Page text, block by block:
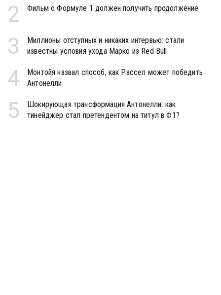
2 Фильм о Формуле 1 должен получить продолжение
3
Миллионы отступных и никаких интервью: стали
известны условия ухода Марко из Red Bull
4
Монтойя назвал способ, как Рассел может победить
Антонелли
5
Шокирующая трансформация Антонелли: как
тинейджер стал претендентом на титул в Ф1?